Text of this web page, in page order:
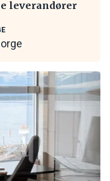
leverandører